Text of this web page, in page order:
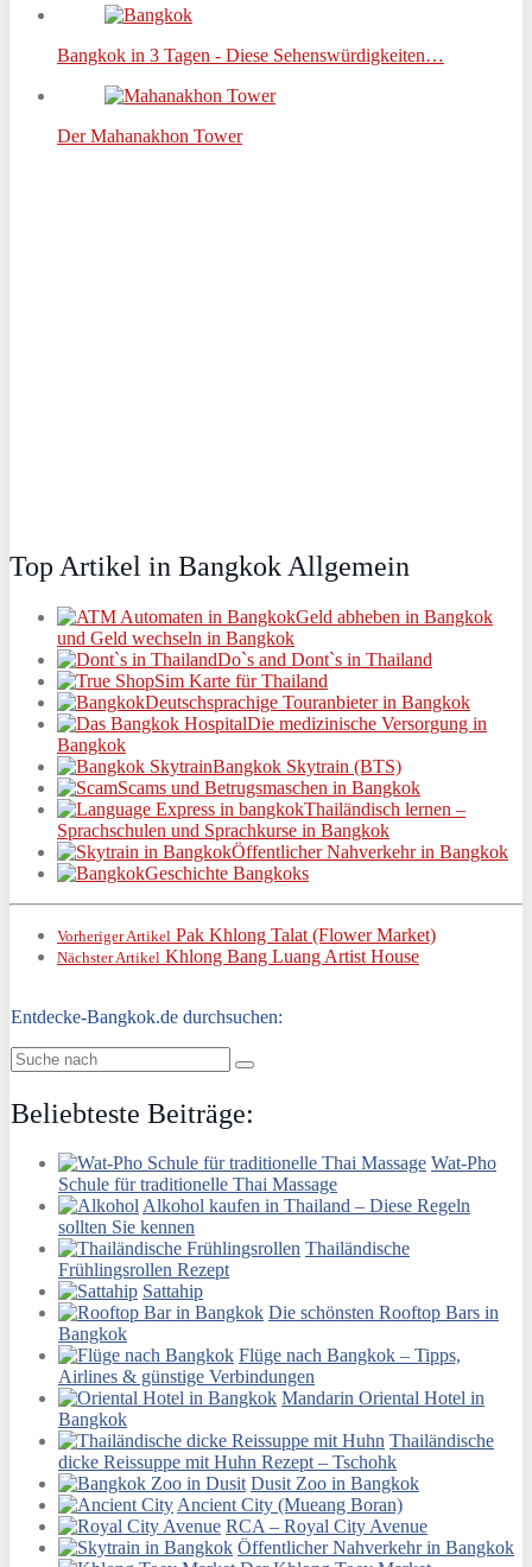
Bangkok in 3 Tagen - Diese Sehenswürdigkeiten…
Der Mahanakhon Tower
Top Artikel in Bangkok Allgemein
Geld abheben in Bangkok
und Geld wechseln in Bangkok
Do`s and Dont`s in Thailand
Sim Karte für Thailand
Deutschsprachige Touranbieter in Bangkok
Die medizinische Versorgung in
Bangkok
Bangkok Skytrain (BTS)
Scams und Betrugsmaschen in Bangkok
Thailändisch lernen –
Sprachschulen und Sprachkurse in Bangkok
Öffentlicher Nahverkehr in Bangkok
Geschichte Bangkoks
Vorheriger Artikel Pak Khlong Talat (Flower Market)
Nächster Artikel Khlong Bang Luang Artist House
Entdecke-Bangkok.de durchsuchen:
Beliebteste Beiträge:
Wat-Pho
Schule für traditionelle Thai Massage
Alkohol kaufen in Thailand – Diese Regeln
sollten Sie kennen
Thailändische
Frühlingsrollen Rezept
Sattahip
Die schönsten Rooftop Bars in
Bangkok
Flüge nach Bangkok – Tipps,
Airlines & günstige Verbindungen
Mandarin Oriental Hotel in
Bangkok
Thailändische
dicke Reissuppe mit Huhn Rezept – Tschohk
Dusit Zoo in Bangkok
Ancient City (Mueang Boran)
RCA – Royal City Avenue
Öffentlicher Nahverkehr in Bangkok